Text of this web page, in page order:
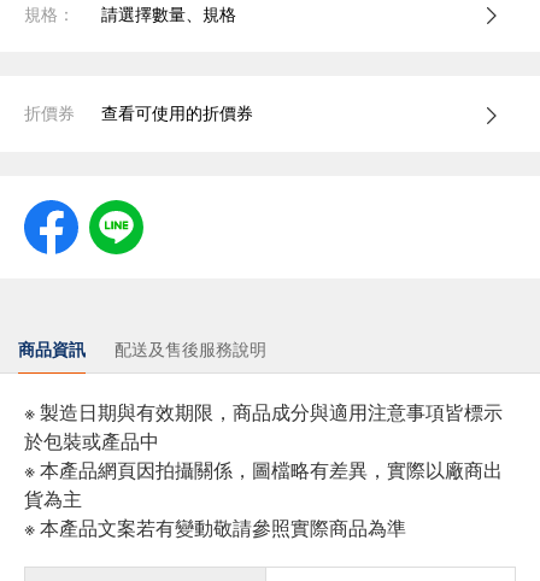
規格： 請選擇數量、規格
折價券 查看可使用的折價券
商品資訊 配送及售後服務說明
※ 製造日期與有效期限，商品成分與適用注意事項皆標示
於包裝或產品中
※ 本產品網頁因拍攝關係，圖檔略有差異，實際以廠商出
貨為主
※ 本產品文案若有變動敬請參照實際商品為準